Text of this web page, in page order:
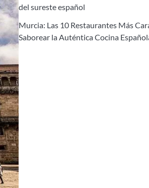
del sureste español
Murcia: Las 10 Restaurantes Más
Saborear la Auténtica Cocina